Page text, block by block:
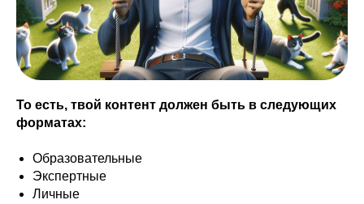
То есть, твой контент должен быть в следующих
форматах:
Образовательные
Экспертные
Личные